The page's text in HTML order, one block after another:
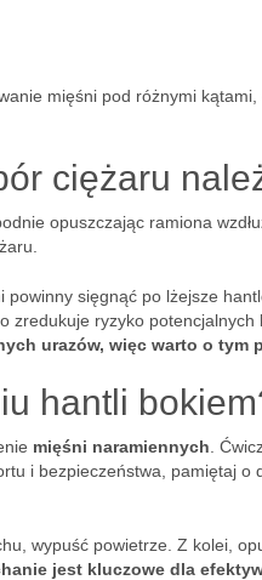
mięśni pod różnymi
ciężaru
opuszczając ramiona
sięgnąć po lżejsze
zredukuje ryzyko potencjalnych
urazów, więc warto o tym
hantli
mięśni naramiennych .
i bezpieczeństwa, pamiętaj o
wypuść powietrze. Z kolei,
jest kluczowe dla